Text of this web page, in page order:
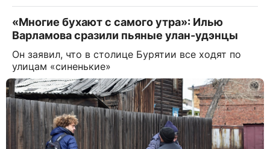
«Многие бухают с самого утра»: Илью
Варламова сразили пьяные улан-удэнцы
Он заявил, что в столице Бурятии все ходят по
улицам «синенькие»